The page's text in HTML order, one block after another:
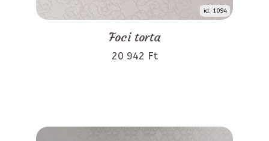
id: 1094
Foci torta
20 942 Ft